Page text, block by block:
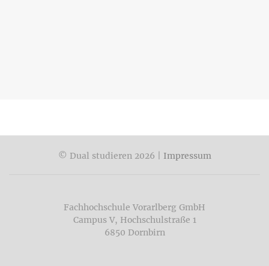
© Dual studieren 2026 | Impressum
Fachhochschule Vorarlberg GmbH
Campus V, Hochschulstraße 1
6850 Dornbirn